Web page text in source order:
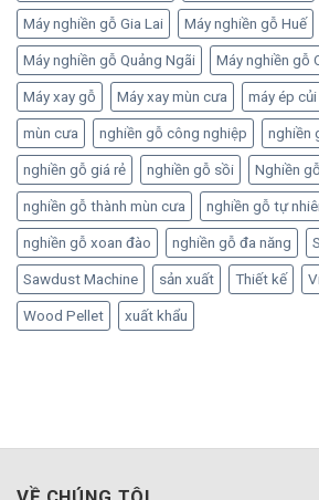
Máy nghiền gỗ Gia Lai Máy nghiền gỗ Huế
Máy nghiền gỗ Quảng Ngãi Máy nghiền gỗ
Máy xay gỗ Máy xay mùn cưa máy ép củi
mùn cưa nghiền gỗ công nghiệp nghiền
nghiền gỗ giá rẻ nghiền gỗ sồi Nghiền
nghiền gỗ thành mùn cưa nghiền gỗ tự
nghiền gỗ xoan đào nghiền gỗ đa năng
Sawdust Machine sản xuất Thiết kế
Wood Pellet xuất khẩu